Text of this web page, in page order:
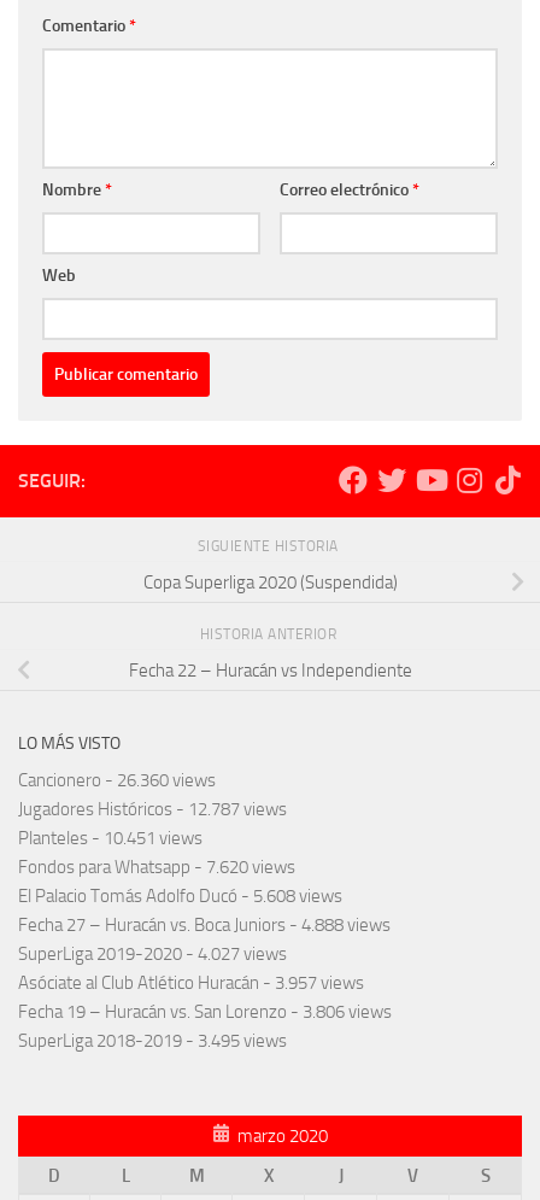
Comentario*
Nombre* Correo electrónico*
Web
SEGUIR:
SIGUIENTE HISTORIA
Copa Superliga 2020 (Suspendida)
HISTORIA ANTERIOR
Fecha 22 – Huracán vs Independiente
LO MÁS VISTO
Cancionero - 26.360 views
Jugadores Históricos - 12.787 views
Planteles - 10.451 views
Fondos para Whatsapp - 7.620 views
El Palacio Tomás Adolfo Ducó - 5.608 views
Fecha 27 – Huracán vs. Boca Juniors - 4.888 views
SuperLiga 2019-2020 - 4.027 views
Asóciate al Club Atlético Huracán - 3.957 views
Fecha 19 – Huracán vs. San Lorenzo - 3.806 views
SuperLiga 2018-2019 - 3.495 views
marzo 2020
D
L M X J V
S